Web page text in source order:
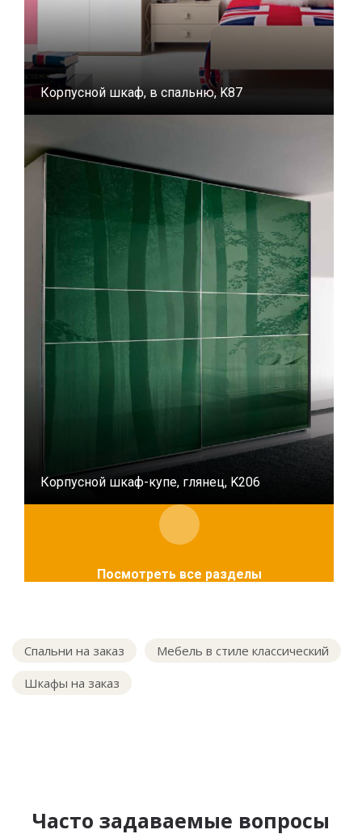
Корпусной шкаф, в спальню, K87
Корпусной шкаф-купе, глянец, K206
Посмотреть все разделы
Спальни на заказ
Мебель в стиле классический
Шкафы на заказ
Часто задаваемые вопросы